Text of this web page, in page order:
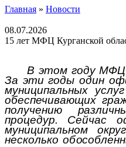
Главная » Новости
08.07.2026
15 лет МФЦ Курганской
В этом году МФЦ
За эти годы один
муниципальных
обеспечивающих
получению
процедур. Сейчас
муниципальном
несколько